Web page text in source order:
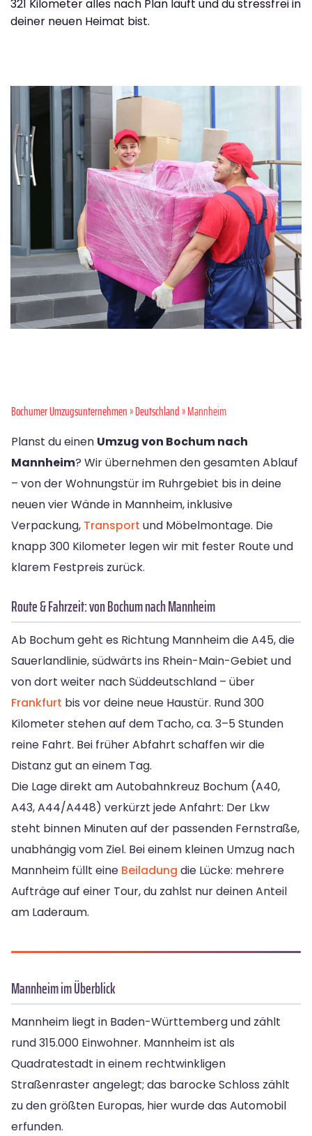
321 Kilometer alles nach Plan läuft und du stressfrei in
deiner neuen Heimat bist.
Bochumer Umzugsunternehmen»Deutschland» Mannheim
Planst du einen Umzug von Bochum nach
Mannheim? Wir übernehmen den gesamten Ablauf
– von der Wohnungstür im Ruhrgebiet bis in deine
neuen vier Wände in Mannheim, inklusive
Verpackung, Transport und Möbelmontage. Die
knapp 300 Kilometer legen wir mit fester Route und
klarem Festpreis zurück.
Route & Fahrzeit: von Bochum nach Mannheim
Ab Bochum geht es Richtung Mannheim die A45, die
Sauerlandlinie, südwärts ins Rhein-Main-Gebiet und
von dort weiter nach Süddeutschland – über
Frankfurt bis vor deine neue Haustür. Rund 300
Kilometer stehen auf dem Tacho, ca. 3–5 Stunden
reine Fahrt. Bei früher Abfahrt schaffen wir die
Distanz gut an einem Tag.
Die Lage direkt am Autobahnkreuz Bochum (A40,
A43, A44/A448) verkürzt jede Anfahrt: Der Lkw
steht binnen Minuten auf der passenden Fernstraße,
unabhängig vom Ziel. Bei einem kleinen Umzug nach
Mannheim füllt eine Beiladung die Lücke: mehrere
Aufträge auf einer Tour, du zahlst nur deinen Anteil
am Laderaum.
Mannheim im Überblick
Mannheim liegt in Baden-Württemberg und zählt
rund 315.000 Einwohner. Mannheim ist als
Quadratestadt in einem rechtwinkligen
Straßenraster angelegt; das barocke Schloss zählt
zu den größten Europas, hier wurde das Automobil
erfunden.